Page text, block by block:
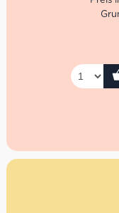
Das native
seinem Aroma
sommerlichen
Giuliano Tartufi
Burrata zu
sowie ein Schuss
und man schwebt